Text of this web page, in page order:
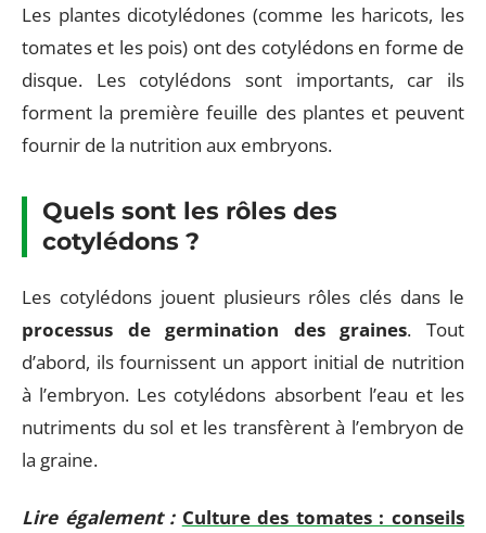
Les plantes dicotylédones (comme les haricots, les
tomates et les pois) ont des cotylédons en forme de
disque. Les cotylédons sont importants, car ils
forment la première feuille des plantes et peuvent
fournir de la nutrition aux embryons.
Quels sont les rôles des
cotylédons ?
Les cotylédons jouent plusieurs rôles clés dans le
processus de germination des graines. Tout
d’abord, ils fournissent un apport initial de nutrition
à l’embryon. Les cotylédons absorbent l’eau et les
nutriments du sol et les transfèrent à l’embryon de
la graine.
Lire également : Culture des tomates : conseils